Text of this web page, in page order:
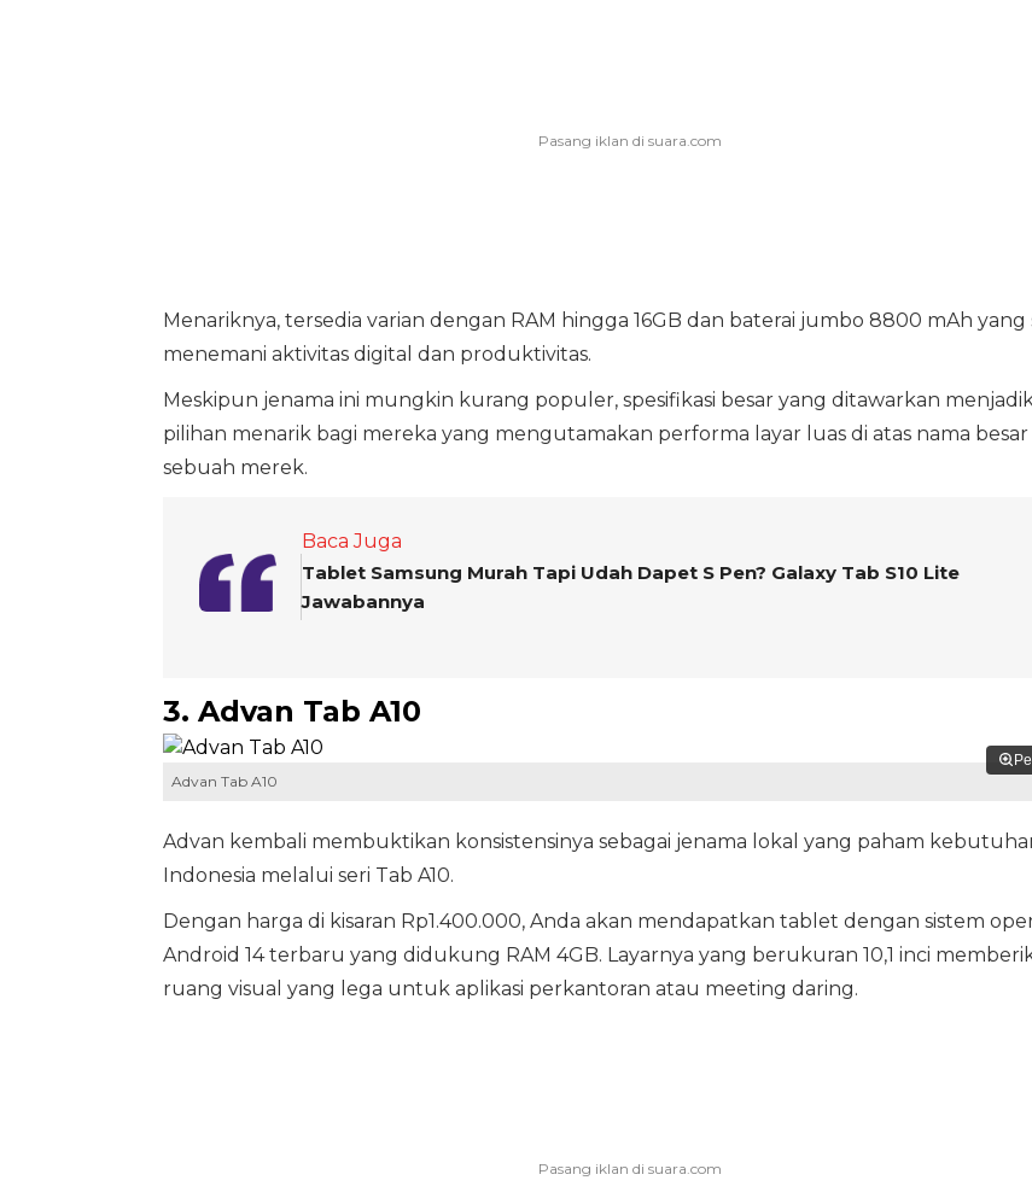
Menariknya, tersedia varian dengan RAM hingga 16GB dan baterai jumbo 8800 mAh yang
menemani aktivitas digital dan produktivitas.
Meskipun jenama ini mungkin kurang populer, spesifikasi besar yang ditawarkan
pilihan menarik bagi mereka yang mengutamakan performa layar luas di atas nama besar
sebuah merek.
Baca Juga
Tablet Samsung Murah Tapi Udah Dapet S Pen? Galaxy Tab S10 Lite
Jawabannya
3. Advan Tab A10
Advan Tab A10
Advan kembali membuktikan konsistensinya sebagai jenama lokal yang paham
Indonesia melalui seri Tab A10.
Dengan harga di kisaran Rp1.400.000, Anda akan mendapatkan tablet dengan sistem
Android 14 terbaru yang didukung RAM 4GB. Layarnya yang berukuran 10,1 inci
ruang visual yang lega untuk aplikasi perkantoran atau meeting daring.